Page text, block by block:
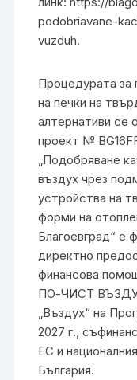
podobriavane-
vuzduh.
Процедурата за
на печки на
алтернативи се
проект №
„Подобряване
въздух чрез
устройства на
форми на
Благоевград“ е
директно
финансова
ПО-ЧИСТ
„Въздух“ на
2027 г.,
ЕС и
България.